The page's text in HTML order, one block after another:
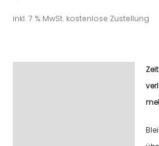
inkl. 7 % MwSt. kostenlose Zustellung